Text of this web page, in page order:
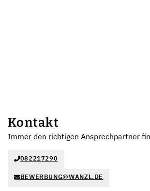
Kontakt
Immer den richtigen Ansprechpartner
082217290
BEWERBUNG@WANZL.DE